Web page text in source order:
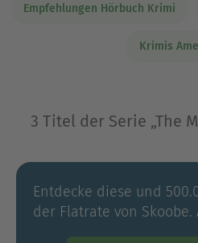
Empfehlungen Hörbuch Krimi
Krimis
3 Titel der Serie „The
Entdecke diese und
der Flatrate von Skoobe.